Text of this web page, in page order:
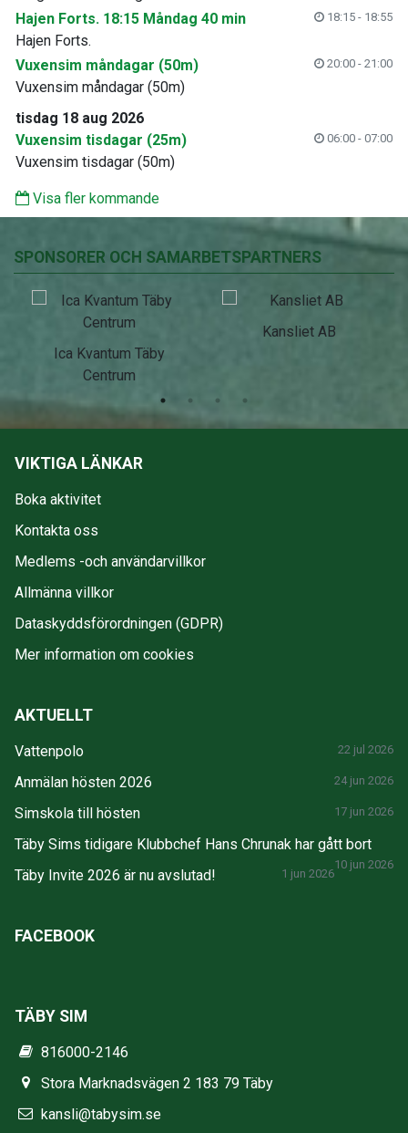
Hajen Forts. 18:15 Måndag 40 min
18:15 - 18:55
Hajen Forts.
Vuxensim måndagar (50m)
20:00 - 21:00
Vuxensim måndagar (50m)
tisdag 18 aug 2026
Vuxensim tisdagar (25m)
06:00 - 07:00
Vuxensim tisdagar (50m)
Visa fler kommande
SPONSORER OCH SAMARBETSPARTNERS
Ica Kvantum Täby
Centrum
Kansliet AB
VIKTIGA LÄNKAR
Boka aktivitet
Kontakta oss
Medlems -och användarvillkor
Allmänna villkor
Dataskyddsförordningen (GDPR)
Mer information om cookies
AKTUELLT
Vattenpolo 22 jul 2026
Anmälan hösten 2026 24 jun 2026
Simskola till hösten 17 jun 2026
Täby Sims tidigare Klubbchef Hans Chrunak har gått bort
10 jun 2026
Täby Invite 2026 är nu avslutad! 1 jun 2026
FACEBOOK
TÄBY SIM
816000-2146
Stora Marknadsvägen 2 183 79 Täby
kansli@tabysim.se